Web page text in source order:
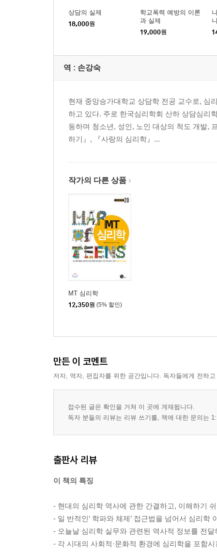
● 부록 1 : 등장 인물에 관한 추가 설명 307
● 부록 2 : 추가 독서를 위한 제안 315
상담의 실제
18,000원
학교폭력 예방의 이론
과 실제
19,000원
역 : 손강숙
현재 중앙승가대학교 상담학 전공 교수로, 심
하고 있다. 주로 한국심리학회 산하 상담심리
동하며 청소년, 성인, 노인 대상의 척도 개발,
하기』, 『사랑의 심리학』...
작가의 다른 상품
MT 심리학
12,350원 (5% 할인)
만든 이 코멘트
저자, 역자, 편집자를 위한 공간입니다. 독자들에게 전하
접수된 글은 확인을 거쳐 이 곳에 게재됩니다.
독자 분들의 리뷰는 리뷰 쓰기를, 책에 대한 문의는
출판사 리뷰
이 책의 특징
- 현대의 심리학 역사에 관한 간결하고, 이해하기
- 일 반적인‘ 학파와 체제’ 접근법을 넘어서 심리
- 오늘날 심리학 실무와 관련된 역사적 정보를 전
- 각 시대의 사회적·문화적 환경에 심리학을 포함시